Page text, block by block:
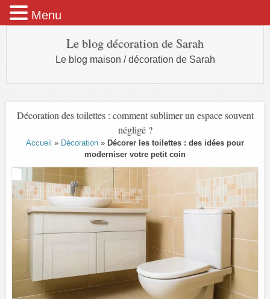
Le blog décoration de Sarah
Le blog maison / décoration de Sarah
Décoration des toilettes : comment sublimer un espace souvent
négligé ?
Accueil » Décoration » Décorer les toilettes : des idées pour
moderniser votre petit coin
Menu